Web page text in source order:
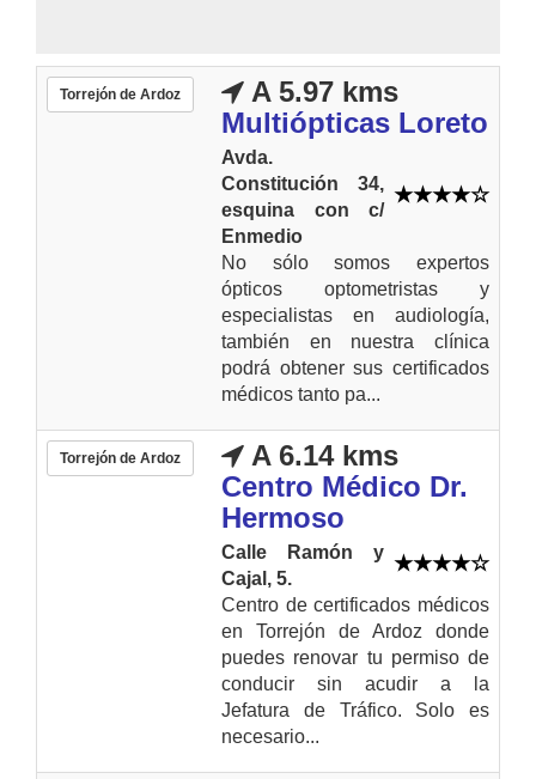
Torrejón de Ardoz
A 5.97 kms
Multiópticas Loreto
Avda.
Constitución 34,
esquina con c/
Enmedio
No sólo somos expertos
ópticos optometristas y
especialistas en audiología,
también en nuestra clínica
podrá obtener sus certificados
médicos tanto pa...
Torrejón de Ardoz
A 6.14 kms
Centro Médico Dr.
Hermoso
Calle Ramón y
Cajal, 5.
Centro de certificados médicos
en Torrejón de Ardoz donde
puedes renovar tu permiso de
conducir sin acudir a la
Jefatura de Tráfico. Solo es
necesario...